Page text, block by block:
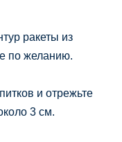
ракеты из
по желанию.
и отрежьте
3 см.